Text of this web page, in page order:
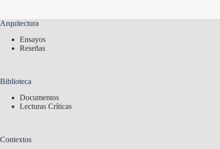
Arquitectura
Ensayos
Reseñas
Biblioteca
Documentos
Lecturas Críticas
Contextos